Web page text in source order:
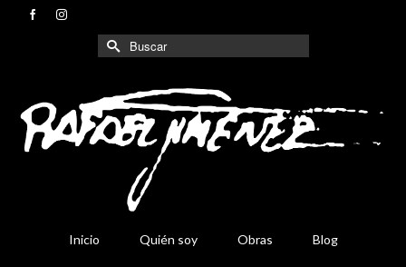
Buscar
por:
Inicio Quién soy Obras Blog